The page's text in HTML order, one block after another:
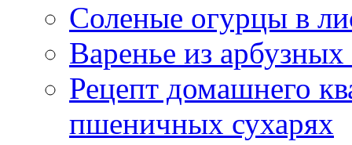
Соленые огурцы в
Варенье из
Рецепт домашнего
пшеничных сухарях